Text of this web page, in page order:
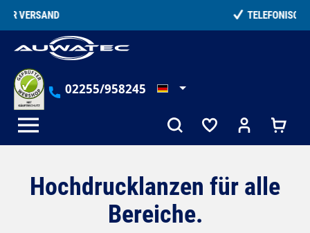
springen
02255/958245
Hochdrucklanzen für alle
Bereiche.